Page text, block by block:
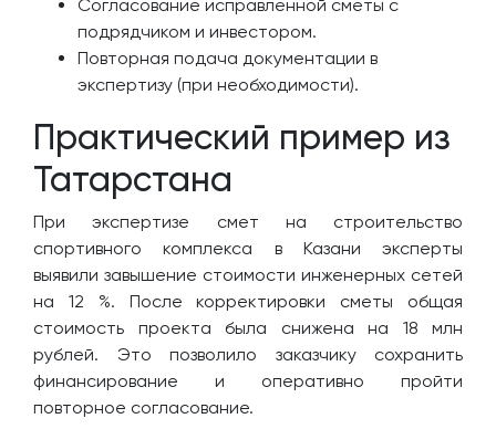
Согласование исправленной сметы с
подрядчиком и инвестором.
Повторная подача документации в
экспертизу (при необходимости).
Практический пример из
Татарстана
При экспертизе смет на строительство
спортивного комплекса в Казани эксперты
выявили завышение стоимости инженерных сетей
на 12 %. После корректировки сметы общая
стоимость проекта была снижена на 18 млн
рублей. Это позволило заказчику сохранить
финансирование и оперативно пройти
повторное согласование.